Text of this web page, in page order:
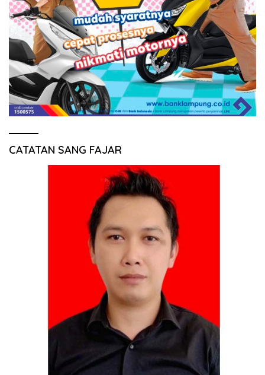
CATATAN SANG FAJAR